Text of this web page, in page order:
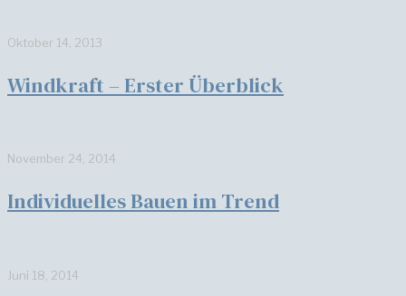
Oktober 14, 2013
Windkraft – Erster Überblick
November 24, 2014
Individuelles Bauen im Trend
Juni 18, 2014